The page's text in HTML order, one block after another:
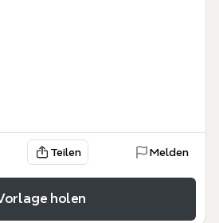
Teilen Melden
holen